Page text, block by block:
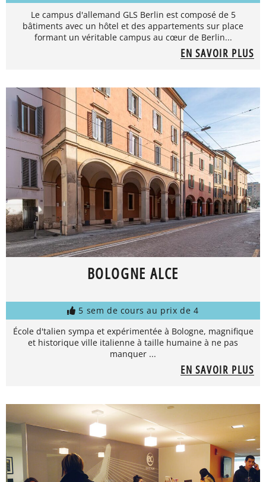
Le campus d'allemand GLS Berlin est composé de 5
bâtiments avec un hôtel et des appartements sur place
formant un véritable campus au cœur de Berlin...
EN SAVOIR PLUS
BOLOGNE ALCE
5 sem de cours au prix de 4
École d'talien sympa et expérimentée à Bologne, magnifique
et historique ville italienne à taille humaine à ne pas
manquer ...
EN SAVOIR PLUS